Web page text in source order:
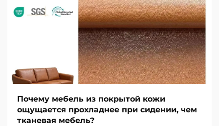
Почему мебель из покрытой кожи
ощущается прохладнее при сидении, чем
тканевая мебель?